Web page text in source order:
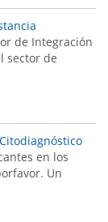
de Integración
sector de
en los
Un